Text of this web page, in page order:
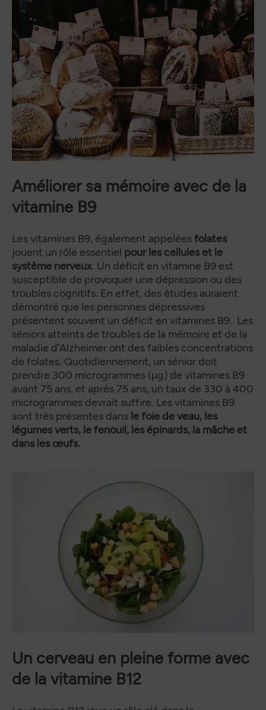
Améliorer sa mémoire avec de la
vitamine B9
Les vitamines B9, également appeléesfolates
jouent un rôle essentiel pour les cellules et le
système nerveux. Un déficit en vitamine B9 est
susceptible de provoquer une dépression ou des
troubles cognitifs. En effet, des études auraient
démontré que les personnes dépressives
présentent souvent un déficit en vitamines B9. Les
séniors atteints de troubles de la mémoire et de la
maladie d’Alzheimer ont des faibles concentrations
de folates. Quotidiennement, un sénior doit
prendre 300 microgrammes (µg) de vitamines B9
avant 75 ans, et après 75 ans, un taux de 330 à 400
microgrammes devrait suffire. Les vitamines B9
sont très présentes dans le foie de veau, les
légumes verts, le fenouil, les épinards, la mâche et
dans les œufs.
Un cerveau en pleine forme avec
de la vitamine B12